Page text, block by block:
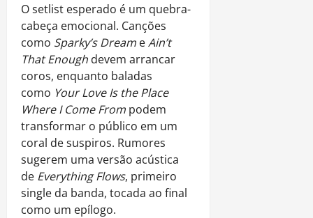
O setlist esperado é um quebra-
cabeça emocional. Canções
como Sparky’s Dream eAin’t
That Enough devem arrancar
coros, enquanto baladas
como Your Love Is the Place
Where I Come From podem
transformar o público em um
coral de suspiros. Rumores
sugerem uma versão acústica
de Everything Flows, primeiro
single da banda, tocada ao final
como um epílogo.